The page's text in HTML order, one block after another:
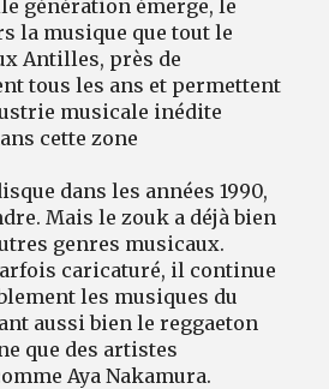
génération émerge, le
la musique que tout le
Antilles, près de
tous les ans et permettent
musicale inédite
cette zone
dans les années 1990,
Mais le zouk a déjà bien
genres musicaux.
caricaturé, il continue
les musiques du
aussi bien le reggaeton
que des artistes
Aya Nakamura.